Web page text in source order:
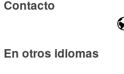
Contacto
En otros idiomas